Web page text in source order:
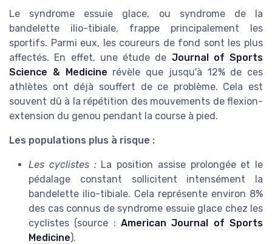
Le syndrome essuie glace, ou syndrome de la
bandelette ilio-tibiale, frappe principalement les
sportifs. Parmi eux, les coureurs de fond sont les plus
affectés. En effet, une étude de Journal of Sports
Science & Medicine révèle que jusqu'à 12% de ces
athlètes ont déjà souffert de ce problème. Cela est
souvent dû à la répétition des mouvements de flexion-
extension du genou pendant la course à pied.
Les populations plus à risque :
Les cyclistes :La position assise prolongée et le
pédalage constant sollicitent intensément la
bandelette ilio-tibiale. Cela représente environ 8%
des cas connus de syndrome essuie glace chez les
cyclistes (source : American Journal of Sports
Medicine).